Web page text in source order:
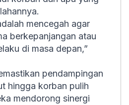
mencegah agar
berkepanjangan atau
di masa depan,”
pendampingan
hingga korban pulih
mendorong sinergi